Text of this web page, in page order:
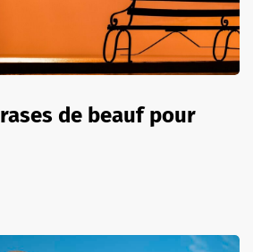
de beauf pour